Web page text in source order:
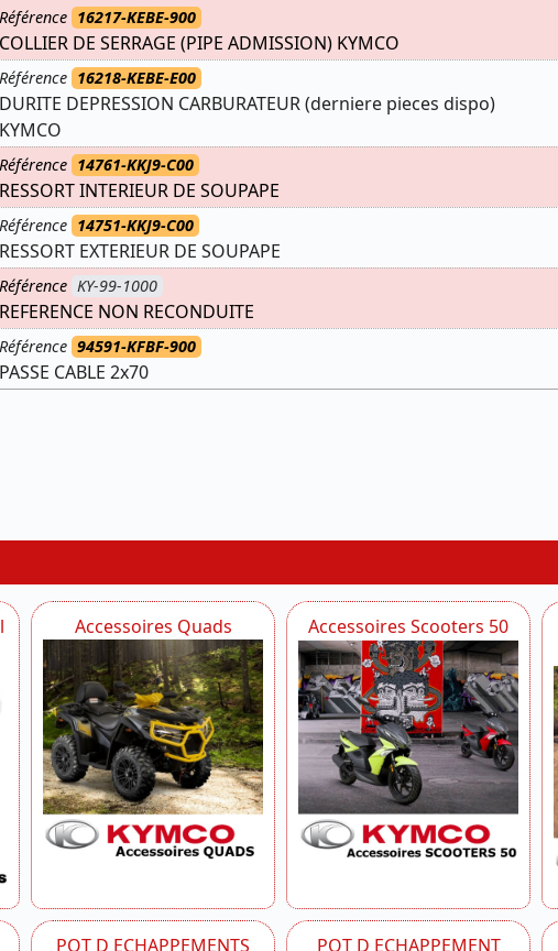
Référence 16217-KEBE-900
COLLIER DE SERRAGE (PIPE ADMISSION) KYMCO
Référence 16218-KEBE-E00
DURITE DEPRESSION CARBURATEUR (derniere pieces dispo)
KYMCO
Référence 14761-KKJ9-C00
RESSORT INTERIEUR DE SOUPAPE
Référence 14751-KKJ9-C00
RESSORT EXTERIEUR DE SOUPAPE
Référence KY-99-1000
REFERENCE NON RECONDUITE
Référence 94591-KFBF-900
PASSE CABLE 2x70
Accessoires Quads Accessoires Scooters 50
POT D ECHAPPEMENTS POT D ECHAPPEMENT